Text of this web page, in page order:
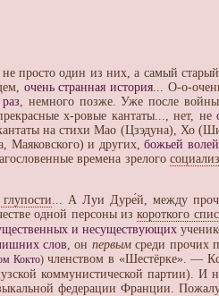
просто один из них, а самый старый,
очень странная история ... О-о-
, немного позже. Уже после войны,
х-ровые кантаты..., нет, не
на стихи Мао (Цзэдуна), Хо
Маяковского) и других,божьей волей
времена зрелого
глупости ... А Луи Дуре́й, между
одной персоны изкороткого
и несуществующих
слов , он первымсреди прочих
Кокто)членством в «Шестёрке». —
коммунистической партии). И
федерации Франции.